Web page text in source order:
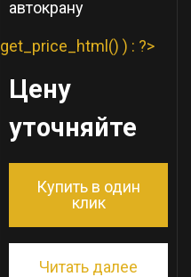
автокрану
get_price_html() ) : ?>
Цену
уточняйте
Купить в один
клик
Читать далее